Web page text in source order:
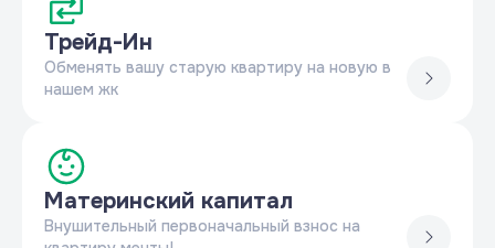
Трейд-Ин
Обменять вашу старую квартиру на новую в
нашем жк
Материнский капитал
Внушительный первоначальный взнос на